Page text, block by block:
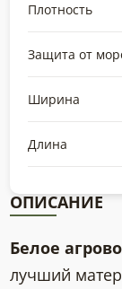
ОПИСАНИЕ
Белое
лучший
Плотность
Защита от
Ширина
Длина